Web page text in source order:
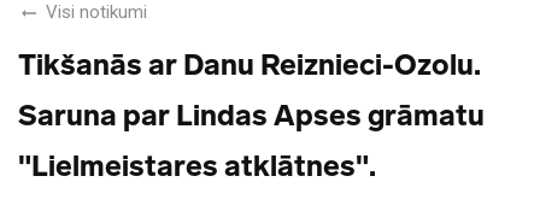
Visi notikumi
Tikšanās ar Danu Reiznieci-Ozolu.
Saruna par Lindas Apses grāmatu
"Lielmeistares atklātnes".